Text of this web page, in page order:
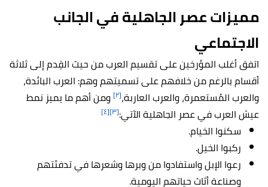
مميزات عصر الجاهلية في الجانب
الاجتماعي
اتفق أغلب المؤرخين على تقسيم العرب من حيث القِدم إلى ثلاثة
أقسام بالرغم من خلافهم على تسميتهم وهم: العرب البائدة،
والعرب المُستعمرة، والعرب العاربة،[٢]
ومن أهم ما يميز نمط
عيش العرب في عصر الجاهلية الآتي:[٣] [٤]
سكنوا الخيام.
ركبوا الخيل.
رعوا الإبل واستفادوا من وبرها وشعرها في تدفئتهم
وصناعة أثاث حياتهم اليومية.